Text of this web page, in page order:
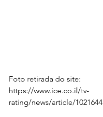
Foto retirada do site:
https://www.ice.co.il/tv-
rating/news/article/1021644